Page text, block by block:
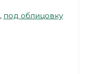
, под облицовку